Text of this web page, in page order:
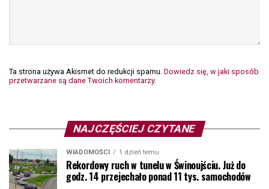
Ta strona używa Akismet do redukcji spamu. Dowiedz się, w jaki sposób
przetwarzane są dane Twoich komentarzy.
NAJCZĘŚCIEJ CZYTANE
WIADOMOŚCI 1 dzień temu
Rekordowy ruch w tunelu w Świnoujściu. Już do
godz. 14 przejechało ponad 11 tys. samochodów